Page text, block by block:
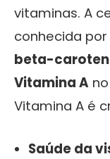
vitaminas. A
conhecida
beta-
Vitamina A
Vitamina A é
Saúde da